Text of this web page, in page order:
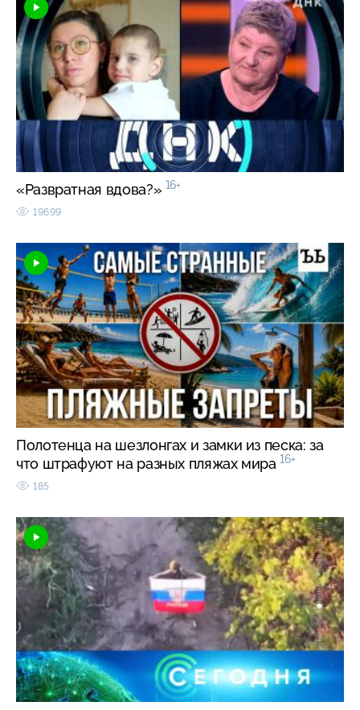
«Развратная вдова?» 16+
19699
Полотенца на шезлонгах и замки из песка: за
что штрафуют на разных пляжах мира 16+
185